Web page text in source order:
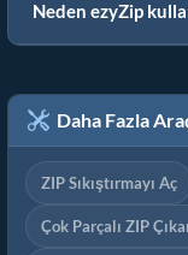
Neden ezyZip
Daha Fazla
ZIP Sıkıştırmayı Aç
Çok Parçalı ZIP